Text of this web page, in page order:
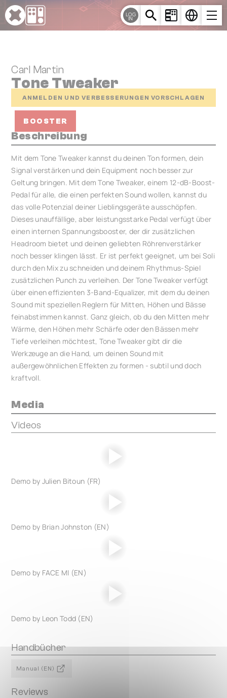
Cookie-Einstellungen
LOG
IN
Carl Martin
Tone Tweaker
ANMELDEN UND VERBESSERUNGEN VORSCHLAGEN
BOOSTER
Beschreibung
Mit dem Tone Tweaker kannst du deinen Ton formen, dein
Signal verstärken und dein Equipment noch besser zur
Geltung bringen. Mit dem Tone Tweaker, einem 12-dB-Boost-
Pedal für alle, die einen perfekten Sound wollen, kannst du
das volle Potenzial deiner Lieblingsgeräte ausschöpfen.
Dieses unauffällige, aber leistungsstarke Pedal verfügt über
einen internen Spannungsbooster, der dir zusätzlichen
Headroom bietet und deinen geliebten Röhrenverstärker
noch besser klingen lässt. Er ist perfekt geeignet, um bei Soli
durch den Mix zu schneiden und deinem Rhythmus-Spiel
zusätzlichen Punch zu verleihen. Der Tone Tweaker verfügt
über einen effizienten 3-Band-Equalizer, mit dem du deinen
Sound mit speziellen Reglern für Mitten, Höhen und Bässe
feinabstimmen kannst. Ganz gleich, ob du den Mitten mehr
Wärme, den Höhen mehr Schärfe oder den Bässen mehr
Tiefe verleihen möchtest, Tone Tweaker gibt dir die
Werkzeuge an die Hand, um deinen Sound mit
außergewöhnlichen Effekten zu formen - subtil und doch
kraftvoll.
Media
Videos
Demo by Julien Bitoun (FR)
Demo by Brian Johnston (EN)
Demo by FACE MI (EN)
Demo by Leon Todd (EN)
Handbücher
Manual (EN)
Reviews